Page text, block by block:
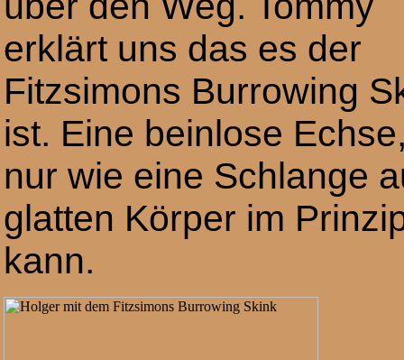
erklärt uns das es der
Fitzsimons Burrowing
ist. Eine beinlose
nur wie eine Schlange
glatten Körper im
kann.